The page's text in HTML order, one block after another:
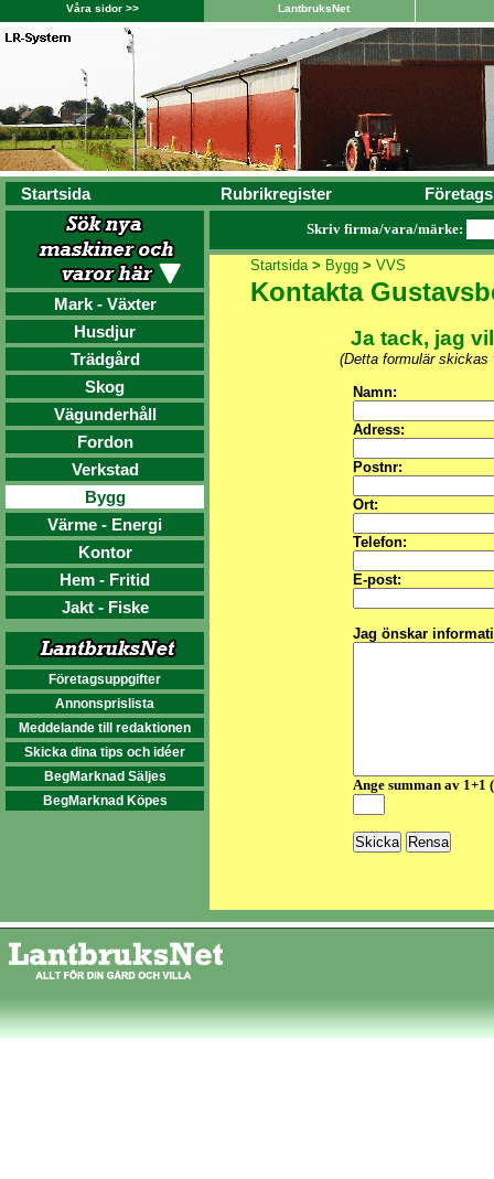
Våra sidor >> LantbruksNet
Startsida Rubrikregister
Mark - Växter
Husdjur
Trädgård
Skog
Vägunderhåll
Fordon
Verkstad
Bygg
Värme - Energi
Kontor
Hem - Fritid
Jakt - Fiske
Företagsuppgifter
Annonsprislista
Meddelande till redaktionen
Skicka dina tips och idéer
BegMarknad Säljes
BegMarknad Köpes
Skriv firma/vara/märke:
Startsida> Bygg> VVS
Kontakta
Ja tack, jag
(Detta formulär
Namn:
Adress:
Postnr:
Ort:
Telefon:
E-post:
Jag önskar
Ange summan av 1+1